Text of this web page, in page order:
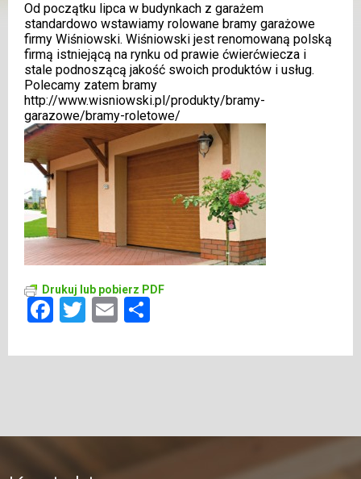
Od początku lipca w budynkach z garażem
standardowo wstawiamy rolowane bramy garażowe
firmy Wiśniowski. Wiśniowski jest renomowaną polską
firmą istniejącą na rynku od prawie ćwierćwiecza i
stale podnoszącą jakość swoich produktów i usług.
Polecamy zatem bramy
http://www.wisniowski.pl/produkty/bramy-
garazowe/bramy-roletowe/
Drukuj lub pobierz PDF
Facebook
Twitter
Email